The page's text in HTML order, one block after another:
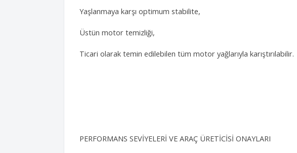
Yaşlanmaya karşı optimum stabilite,
Üstün motor temizliği,
Ticari olarak temin edilebilen tüm motor yağlarıyla karıştırılabilir.
PERFORMANS SEVİYELERİ VE ARAÇ ÜRETİCİSİ ONAYLARI